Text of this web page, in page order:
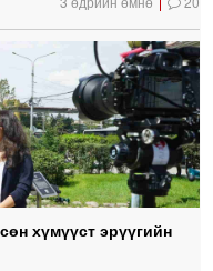
хүмүүст эрүүгийн